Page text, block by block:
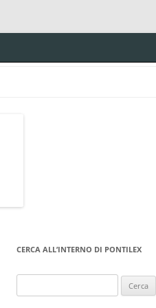
CERCA ALL’INTERNO DI PONTILEX
per: